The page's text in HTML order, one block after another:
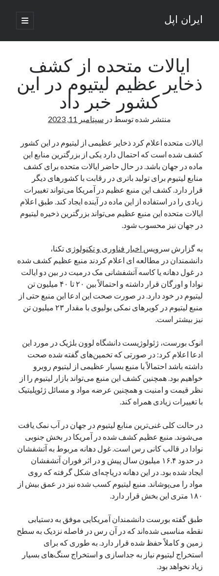
ایران اپل
باز
کردن
اصلی
نوار
کناری
جستجو
نوشته‌های تازه
راه‌های اتصال موبایل و کامپیوتر به یکدیگر: تجربه‌ای یکپارچه و کاربردی
انتقاد کاربران از اتمام زودهنگام بسته‌های اینترنت ایرانسل همزمان با شرایط
ادعای نت‌بلاکس: قطعی اینترنت ایران بیش از 120 ساعت ادامه یافت؛ اتصال
کشور به حدود یک درصد رسید
قطعی اینترنت در ایران از مرز 48 ساعت گذشت!
گوشی HMD Luma با دوربین 50 مگاپیکسل و نمایشگر 120 هرتز رونمایی شد
آخرین دیدگاه‌ها
یک نویسنده دیدگاه وردپرس درتعمیرات تخصصی فیس آیدی
بایگانی‌ها
مارس 2026
فوریه 2026
ژانویه 2026
دسامبر 2025
آگوست 2025
جولای 2025
ژوئن 2025
می 2025
آوریل 2025
مارس 2025
ژانویه 2025
دسامبر 2024
نوامبر 2024
اکتبر 2024
سپتامبر 2024
آگوست 2024
جولای 2024
می 2024
آوریل 2024
مارس 2024
فوریه 2024
ژانویه 2024
ایالات متحده از کشف
ذخایر عظیم لیتیوم در این
کشور خبر داد
منتشر شده توسط در سپتامبر 11, 2023
ایالات متحده اعلام کرد ذخایر عظیمی از لیتیوم در این کشور
کشف شده است که احتمال دارد یکی از بزرگترین منابع این
ماده در جهان باشد. در حال حاضر ایالات متحده برای کشف
منابع لیتیوم برای تولید باتری در رقابت با کشورهای دیگر
قرار دارد. کشف این منبع عظیم در آمریکا می‌تواند تغییرات
زیادی را در استفاده از این ماده در آینده ایجاد کند. طبق اعلام
ایالات متحده این منبع عظیم می‌تواند بزرگترین ذخیره لیتیوم
در جهان نیز محسوب شود.
به گزارش سرویس اخبار فناوری و تکنولوژی تکنا،
دانشمندان در مطالعه ای اعلام کردند منبع عظیم کشف شده
در غول دهانه یا کاسه آتشفشانی مک درمیت در بین دو ایالت
نوادا و اورگان قرار داشته و احتمالاً بین ۲۰ تا ۴۰ میلیون تن
لیتیوم در خود دارد. در صورت صحت این ادعا این منبع حتی از
منبع لیتیوم در کویرهای نمکی بولیوی با مقدار ۲۳ میلیون تن
نیز بیشتر است.
انوک بورست، ژئولوژیست دانشگاه لوون بلژیک در مورد این
ادعا اعلام کرد: در صورتی که تخمین‌های گفته شده صحت
داشته باشد احتمالاً با منبع بسیار عظیمی از لیتیوم روبرو
خواهیم بود. همچنین کشف این منبع می‌تواند بازار لیتیوم را از
نظر قیمت و امنیت و همچنین عرضه مواد و مسائل ژئوپلیتیک
با تغییرات زیادی همراه کند.
در حالت کلی غنی‌ترین منابع لیتیوم در جهان در آب نمک یافت
می‌شوند. منبع عظیم کشف شده در آمریکا در بخش جنوبی
نوادا در قالب کانی رس است. غول دهانه مربوط به آتشفشان
در حدود ۱۶.۴ میلیون سال پیش و در اثر فوران آتشفشان
ایجاد شده بود. در این دهانه دریاچه‌ای شکل گرفته که روی
مواد را می‌پوشاند. منبع لیتیوم کسب شده نیز در عمق بیش از
۱۸۰ متری این بخش قرار دارد.
طبق گفته بورست دانشمندان آمریکایی موفق به دستیابی
نقطه مناسبی شده‌اند که در آن رس در فاصله نزدیک به سطح
زمین و کاملاً حفظ شده قرار دارد. به طوری که برای
استخراج لیتیوم نیاز به جداسازی و استخراج سنگ‌های بسیار
زیاد نخواهد بود.